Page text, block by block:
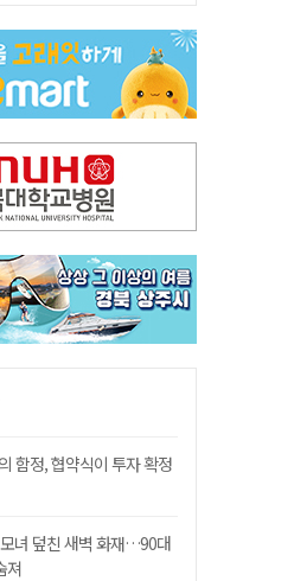
'반짝 3년'…이후 요금 도로 오른다?
기서 '무패'…당시 올림픽 감독은 홍명보 [영상]
피제 전격 실시…가족 사건 수사 못해
함정, 협약식이 투자 확정
녀 덮친 새벽 화재…90대
져